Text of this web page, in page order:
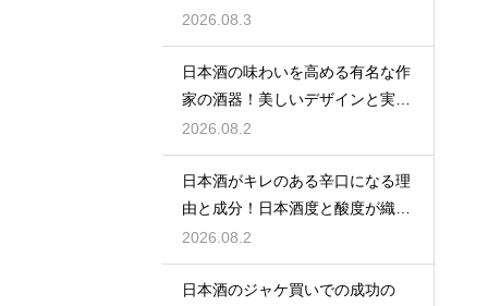
味を堪能
2026.08.3
日本酒の味わいを高める有名な作
家の酒器！美しいデザインと実用
性を堪能
2026.08.2
日本酒がキレのある辛口になる理
由と成分！日本酒度と酸度が織り
なす味
2026.08.2
日本酒のジャケ買いでの成功の